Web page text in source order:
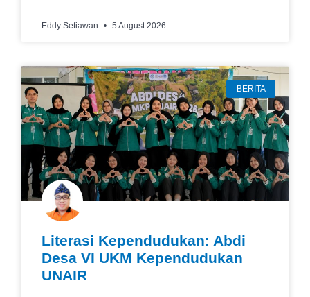
Eddy Setiawan 5 August 2026
BERITA
Literasi Kependudukan: Abdi
Desa VI UKM Kependudukan
UNAIR